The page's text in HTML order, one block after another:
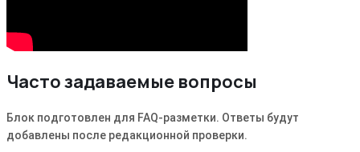
Часто задаваемые вопросы
Блок подготовлен для FAQ-разметки. Ответы будут
добавлены после редакционной проверки.